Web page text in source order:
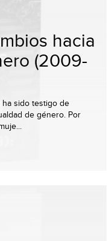
hacia
(2009-
ha sido testigo de
de género. Por